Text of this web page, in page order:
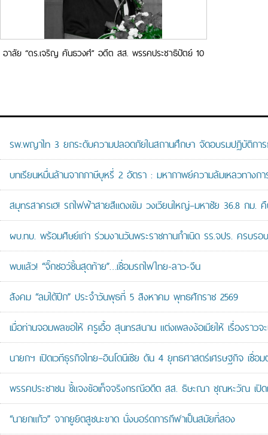
อาลัย “ดร.เจริญ คันธวงศ์” อดีต สส. พรรคประชาธิปัตย์ 10
รพ.พญาไท 3 ยกระดับความปลอดภัยในสถานศึกษา จัดอบรมปฏิบัติกา
บทเรียนหมื่นล้านจากภาษีบุหรี่ 2 อัตรา : มหากาพย์ความล้มเหลวทางก
สมุทรสาครเฮ! รถไฟฟ้าสายสีแดงเข้ม วงเวียนใหญ่–มหาชัย 36.8 ก
ผบ.ทบ. พร้อมศิษย์เก่า ร่วมงานวันพระราชทานกำเนิด รร.จปร. ครบ
พบแล้ว! “จิ๊กซอว์ชิ้นสุดท้าย”…เชื่อมรถไฟไทย-ลาว-จีน
สังคม “ลมใต้ปีก” ประจำวันพุธที่ 5 สิงหาคม พุทธศักราช 2569
เมื่อท่านจอมพลขอให้ ครูเอื้อ สุนทรสนาน แต่งเพลงง้อเมียให้ เรื่องราวจะ
นายกฯ เปิดเวทีธุรกิจไทย–อินโดนีเซีย ดัน 4 ยุทธศาสตร์เศรษฐกิจ เ
พรรคประชาชน ชี้แจงข้อเท็จจริงกรณีอดีต สส. ธิษะณา ชุณหะวัณ เปิด
“นายกแก้ว” จากยูยิตสูชนะขาด นั่งบอร์ดการกีฬาเป็นสมัยที่สอง